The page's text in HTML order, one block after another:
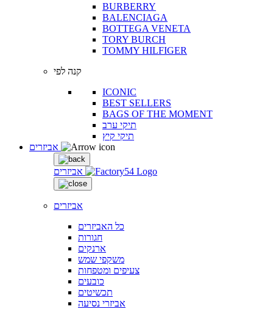
BURBERRY
BALENCIAGA
BOTTEGA VENETA
TORY BURCH
TOMMY HILFIGER
קנה לפי
ICONIC
BEST SELLERS
BAGS OF THE MOMENT
תיקי ערב
תיקי קיץ
אביזרים
אביזרים
כל האביזרים
חגורות
ארנקים
משקפי שמש
צעיפים ומטפחות
כובעים
תכשיטים
אביזרי נסיעה